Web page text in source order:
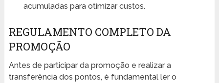
acumuladas para otimizar custos.
REGULAMENTO COMPLETO DA
PROMOÇÃO
Antes de participar da promoção e realizar a
transferência dos pontos, é fundamental ler o